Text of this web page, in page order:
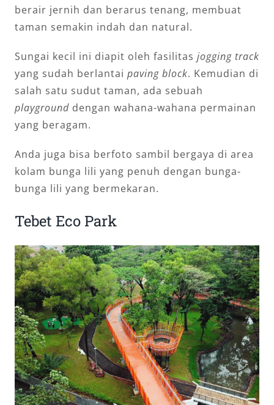
berair jernih dan berarus tenang, membuat
taman semakin indah dan natural.
Sungai kecil ini diapit oleh fasilitas jogging track
yang sudah berlantai paving block. Kemudian di
salah satu sudut taman, ada sebuah
playgrounddengan wahana-wahana permainan
yang beragam.
Anda juga bisa berfoto sambil bergaya di area
kolam bunga lili yang penuh dengan bunga-
bunga lili yang bermekaran.
Tebet Eco Park